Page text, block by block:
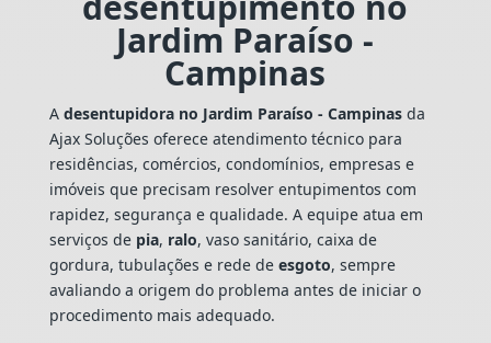
Jardim Paraíso -
Campinas
A desentupidora no Jardim Paraíso - Campinasda
Ajax Soluções oferece atendimento técnico para
residências, comércios, condomínios, empresas e
imóveis que precisam resolver entupimentos com
rapidez, segurança e qualidade. A equipe atua em
serviços de pia, ralo, vaso sanitário, caixa de
gordura, tubulações e rede de esgoto, sempre
avaliando a origem do problema antes de iniciar o
procedimento mais adequado.